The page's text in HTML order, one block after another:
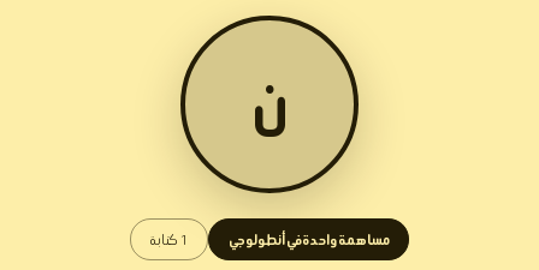
ن
مساهمة واحدة في أنطولوجي 1 كتابة